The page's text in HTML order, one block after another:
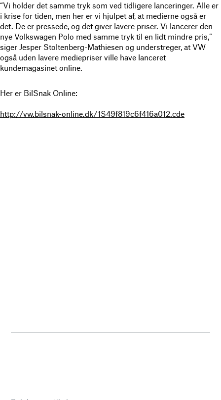
“Vi holder det samme tryk som ved tidligere lanceringer. Alle er
i krise for tiden, men her er vi hjulpet af, at medierne også er
det. De er pressede, og det giver lavere priser. Vi lancerer den
nye Volkswagen Polo med samme tryk til en lidt mindre pris,”
siger Jesper Stoltenberg-Mathiesen og understreger, at VW
også uden lavere mediepriser ville have lanceret
kundemagasinet online.
Her er BilSnak Online:
http://vw.bilsnak-online.dk/1S49f819c6f416a012.cde